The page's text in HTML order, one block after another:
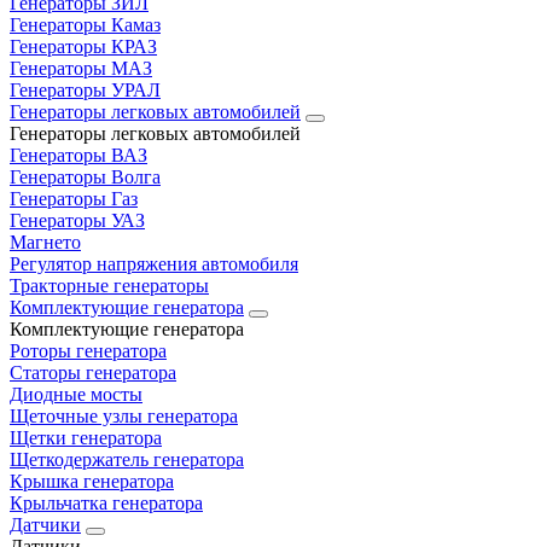
Генераторы Камаз
Генераторы КРАЗ
Генераторы МАЗ
Генераторы УРАЛ
Генераторы легковых автомобилей
Генераторы легковых автомобилей
Генераторы ВАЗ
Генераторы Волга
Генераторы Газ
Генераторы УАЗ
Магнето
Регулятор напряжения автомобиля
Тракторные генераторы
Комплектующие генератора
Комплектующие генератора
Роторы генератора
Статоры генератора
Диодные мосты
Щеточные узлы генератора
Щетки генератора
Щеткодержатель генератора
Крышка генератора
Крыльчатка генератора
Датчики